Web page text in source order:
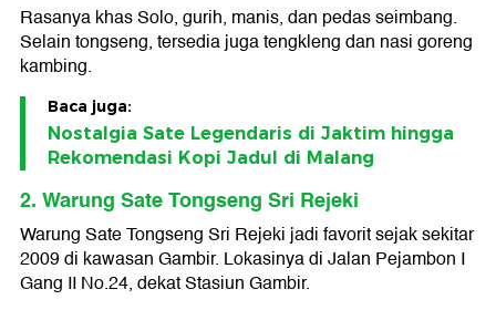
Rasanya khas Solo, gurih, manis, dan pedas seimbang.
Selain tongseng, tersedia juga tengkleng dan nasi goreng
kambing.
Baca juga:
Nostalgia Sate Legendaris di Jaktim hingga
Rekomendasi Kopi Jadul di Malang
2. Warung Sate Tongseng Sri Rejeki
Warung Sate Tongseng Sri Rejeki jadi favorit sejak sekitar
2009 di kawasan Gambir. Lokasinya di Jalan Pejambon I
Gang II No.24, dekat Stasiun Gambir.